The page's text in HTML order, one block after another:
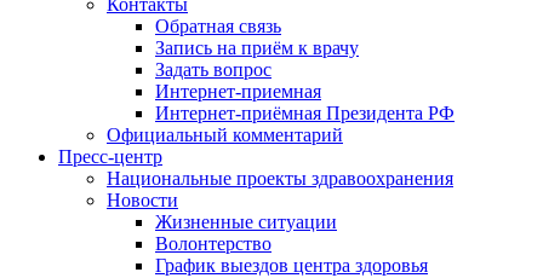
Обратная связь
Запись на приём к врачу
Задать вопрос
Интернет-приемная
Интернет-приёмная Президента РФ
Официальный комментарий
Пресс-центр
Национальные проекты здравоохранения
Новости
Жизненные ситуации
Волонтерство
График выездов центра здоровья